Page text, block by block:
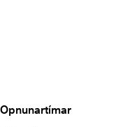
Opnunartímar